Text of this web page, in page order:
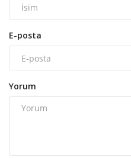
E-posta
Yorum